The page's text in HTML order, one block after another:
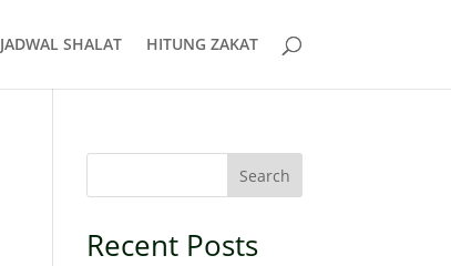
JADWAL SHALAT HITUNG ZAKAT
Search
Recent Posts